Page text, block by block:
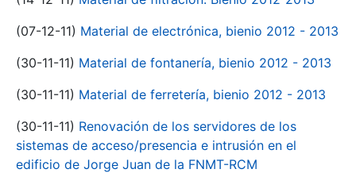
(07-12-11) Material de electrónica, bienio 2012 - 2013
(30-11-11) Material de fontanería, bienio 2012 - 2013
(30-11-11) Material de ferretería, bienio 2012 - 2013
(30-11-11) Renovación de los servidores de los
sistemas de acceso/presencia e intrusión en el
edificio de Jorge Juan de la FNMT-RCM